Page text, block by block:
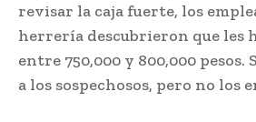
revisar la caja fuerte, los
herrería descubrieron que les
entre 750,000 y 800,000 pesos.
a los sospechosos, pero no los